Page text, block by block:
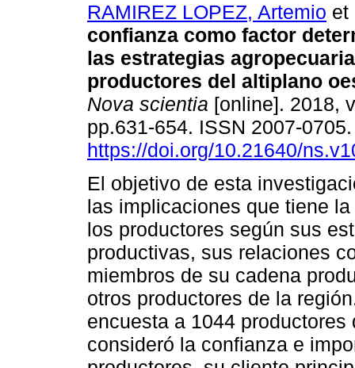
RAMIREZ LOPEZ, Artemio et
confianza como factor
las estrategias
productores del altiplano
Nova scientia [online]. 2018,
pp.631-654. ISSN 2007-
https://doi.org/10.21640/
El objetivo de esta
las implicaciones que tiene
los productores según sus
productivas, sus relaciones
miembros de su cadena
otros productores de la
encuesta a 1044
consideró la confianza e